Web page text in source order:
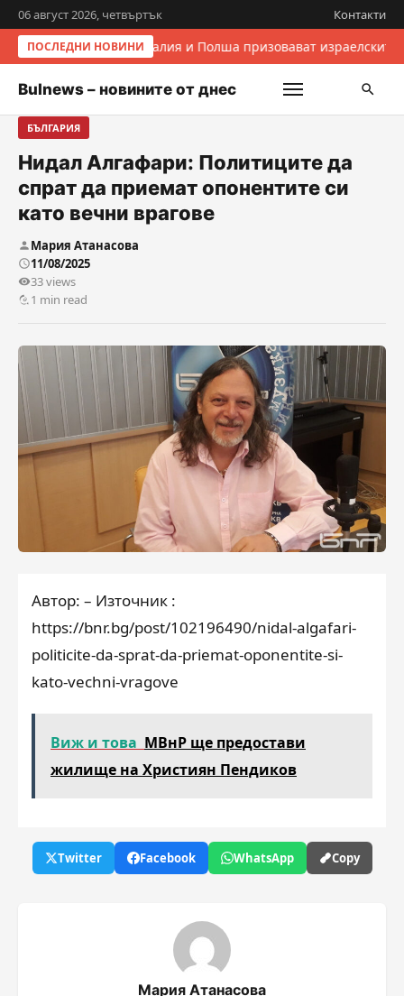
06 август 2026, четвъртък Контакти
ПОСЛЕДНИ НОВИНИИталия и Полша призовават
Bulnews – новините от днес
БЪЛГАРИЯ
Нидал Алгафари: Политиците да
спрат да приемат опонентите си
като вечни врагове
Мария Атанасова
11/08/2025
33 views
1 min read
Автор: – Източник :
https://bnr.bg/post/102196490/nidal-algafari-
politicite-da-sprat-da-priemat-oponentite-si-
kato-vechni-vragove
Виж и това МВнР ще предостави
жилище на Християн Пендиков
Twitter Facebook WhatsApp Copy
Мария Атанасова